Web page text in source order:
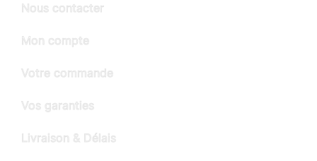
Nous contacter
Mon compte
Votre commande
Vos garanties
Livraison & Délais